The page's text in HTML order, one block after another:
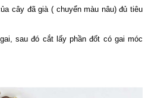
cây đã già ( chuyển màu nâu) đủ tiêu
sau đó cắt lấy phần đốt có gai móc